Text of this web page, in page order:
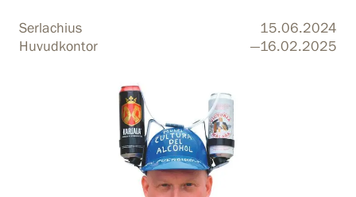
Besök oss
Utställningar
close
search
Serlachius
Huvudkontor
15.06.2024
—16.02.2025